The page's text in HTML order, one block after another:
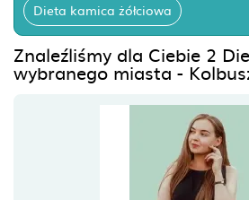
Dieta kamica żółciowa
Znaleźliśmy dla Ciebie 2
wybranego miasta -